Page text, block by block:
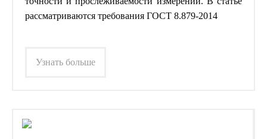
рассматриваются требования ГОСТ 8.879-2014
Узнать больше